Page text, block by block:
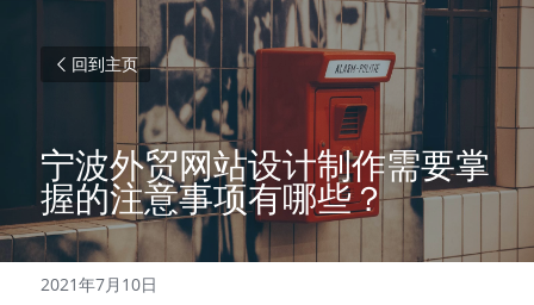
回到主页
宁波外贸网站设计制作需要掌
握的注意事项有哪些？
2021年7月10日